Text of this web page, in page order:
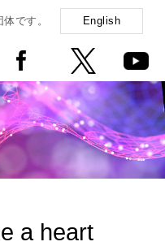
です。 English
a heart